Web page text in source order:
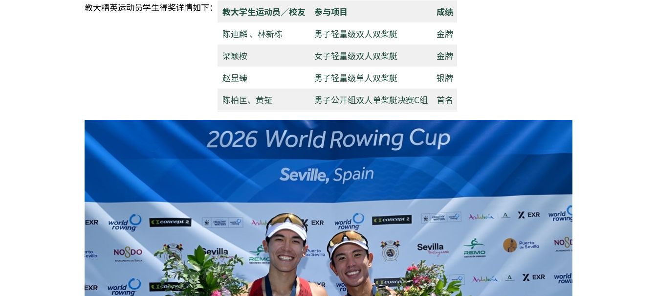
教大精英运动员学生得奖详情如下： 教大学生运动员／校友 参与项目
成绩
陈迪麟 、林新栋
男子轻量级双人双桨艇
金牌
梁颖桉
女子轻量级双人双桨艇
金牌
赵显臻
男子轻量级单人双桨艇
银牌
陈柏匡、黄钲
男子公开组双人单桨艇决赛C组 首名